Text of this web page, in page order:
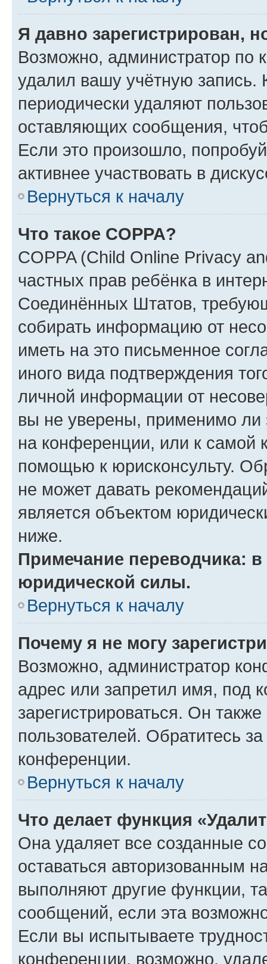
Я давно зарегистрирован,
Возможно, администратор по
удалил вашу учётную запись.
периодически удаляют
оставляющих сообщения,
Если это произошло,
активнее участвовать в
Вернуться к началу
Что такое COPPA?
COPPA (Child Online Privacy
частных прав ребёнка в
Соединённых Штатов,
собирать информацию от
иметь на это письменное
иного вида подтверждения
личной информации от
вы не уверены, применимо ли
на конференции, или к самой
помощью к юрисконсульту.
не может давать
является объектом
ниже.
Примечание переводчика:
юридической силы.
Вернуться к началу
Почему я не могу
Возможно, администратор
адрес или запретил имя, под
зарегистрироваться. Он
пользователей. Обратитесь
конференции.
Вернуться к началу
Что делает функция
Она удаляет все созданные
оставаться авторизованным
выполняют другие функции,
сообщений, если эта
Если вы испытываете
конференции, возможно,